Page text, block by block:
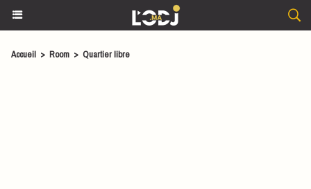
Accueil > Room > Quartier libre